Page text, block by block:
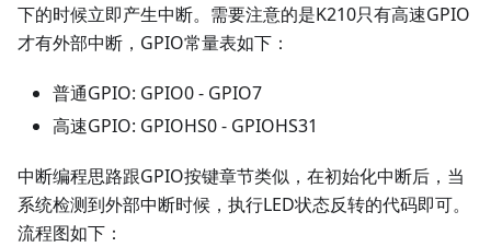
下的时候立即产生中断。需要注意的是K210只有高速GPIO
才有外部中断，GPIO常量表如下：
普通GPIO: GPIO0 - GPIO7
高速GPIO: GPIOHS0 - GPIOHS31
中断编程思路跟GPIO按键章节类似，在初始化中断后，当
系统检测到外部中断时候，执行LED状态反转的代码即可。
流程图如下：